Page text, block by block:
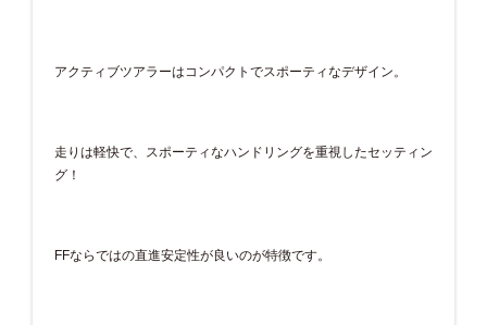
アクティブツアラーはコンパクトでスポーティなデザイン。
走りは軽快で、スポーティなハンドリングを重視したセッティン
グ！
FFならではの直進安定性が良いのが特徴です。